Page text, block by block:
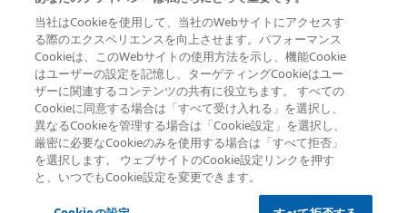
プライバシーポリシー
利用規約
会員規約
サイトマップ
© 2026 Novartis Pharma K.K. All rights reserved except
当社はCookieを使用して、当社のWebサイトにアクセスす
る際のエクスペリエンスを向上させます。パフォーマンス
Cookieは、このWebサイトの使用方法を示し、機能Cookie
はユーザーの設定を記憶し、ターゲティングCookieはユー
ザーに関連するコンテンツの共有に役立ちます。 すべての
Cookieに同意する場合は「すべて受け入れる」を選択し、
異なるCookieを管理する場合は「Cookie設定」を選択し、
厳密に必要なCookieのみを使用する場合は「すべて拒否」
を選択します。 ウェブサイトのCookie設定リンクを押す
と、いつでもCookie設定を変更できます。